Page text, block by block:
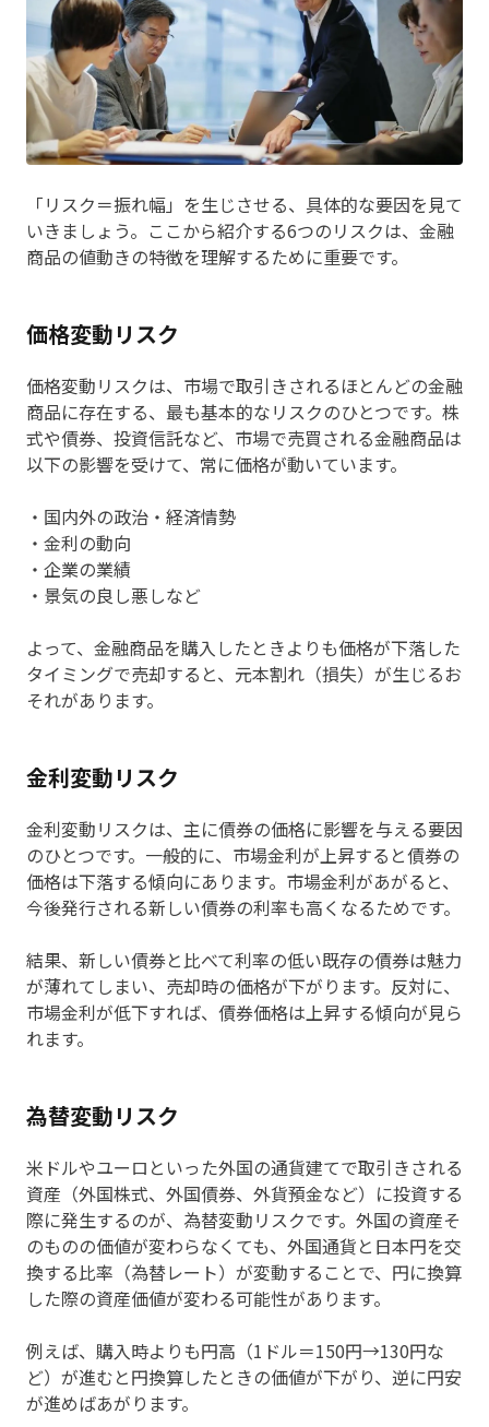
「リスク＝振れ幅」を生じさせる、具体的な要因を見て
いきましょう。ここから紹介する6つのリスクは、金融
商品の値動きの特徴を理解するために重要です。
価格変動リスク
価格変動リスクは、市場で取引きされるほとんどの金融
商品に存在する、最も基本的なリスクのひとつです。株
式や債券、投資信託など、市場で売買される金融商品は
以下の影響を受けて、常に価格が動いています。
・国内外の政治・経済情勢
・金利の動向
・企業の業績
・景気の良し悪しなど
よって、金融商品を購入したときよりも価格が下落した
タイミングで売却すると、元本割れ（損失）が生じるお
それがあります。
金利変動リスク
金利変動リスクは、主に債券の価格に影響を与える要因
のひとつです。一般的に、市場金利が上昇すると債券の
価格は下落する傾向にあります。市場金利があがると、
今後発行される新しい債券の利率も高くなるためです。
結果、新しい債券と比べて利率の低い既存の債券は魅力
が薄れてしまい、売却時の価格が下がります。反対に、
市場金利が低下すれば、債券価格は上昇する傾向が見ら
れます。
為替変動リスク
米ドルやユーロといった外国の通貨建てで取引きされる
資産（外国株式、外国債券、外貨預金など）に投資する
際に発生するのが、為替変動リスクです。外国の資産そ
のものの価値が変わらなくても、外国通貨と日本円を交
換する比率（為替レート）が変動することで、円に換算
した際の資産価値が変わる可能性があります。
例えば、購入時よりも円高（1ドル＝150円→130円な
ど）が進むと円換算したときの価値が下がり、逆に円安
が進めばあがります。